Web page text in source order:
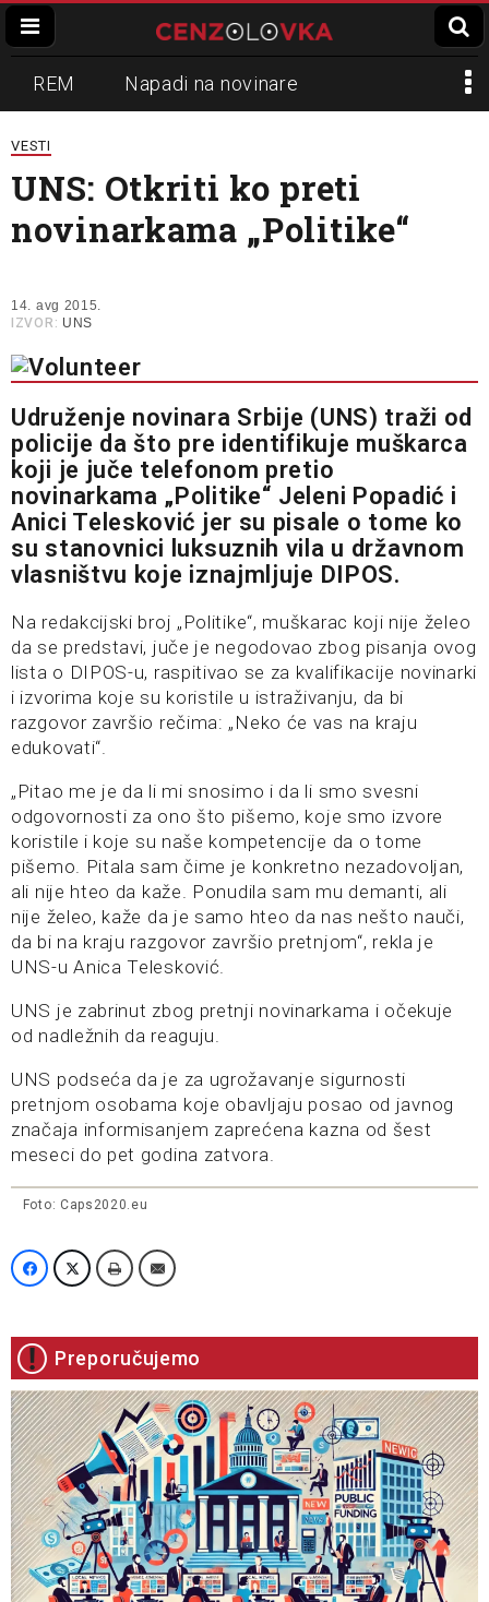
REM Napadi na novinare
Zvučni top
Propaganda Lokalni mediji
Informer Slavko Ćuruvija
VESTI
UNS: Otkriti ko preti
novinarkama „Politike“
14. avg 2015.
IZVOR: UNS
Udruženje novinara Srbije (UNS) traži od
policije da što pre identifikuje muškarca
koji je juče telefonom pretio
novinarkama „Politike“ Jeleni Popadić i
Anici Telesković jer su pisale o tome ko
su stanovnici luksuznih vila u državnom
vlasništvu koje iznajmljuje DIPOS.
Na redakcijski broj „Politike“, muškarac koji nije želeo
da se predstavi, juče je negodovao zbog pisanja ovog
lista o DIPOS-u, raspitivao se za kvalifikacije novinarki
i izvorima koje su koristile u istraživanju, da bi
razgovor završio rečima: „Neko će vas na kraju
edukovati“.
„Pitao me je da li mi snosimo i da li smo svesni
odgovornosti za ono što pišemo, koje smo izvore
koristile i koje su naše kompetencije da o tome
pišemo. Pitala sam čime je konkretno nezadovoljan,
ali nije hteo da kaže. Ponudila sam mu demanti, ali
nije želeo, kaže da je samo hteo da nas nešto nauči,
da bi na kraju razgovor završio pretnjom“, rekla je
UNS-u Anica Telesković.
UNS je zabrinut zbog pretnji novinarkama i očekuje
od nadležnih da reaguju.
UNS podseća da je za ugrožavanje sigurnosti
pretnjom osobama koje obavljaju posao od javnog
značaja informisanjem zaprećena kazna od šest
meseci do pet godina zatvora.
Foto: Caps2020.eu
Preporučujemo